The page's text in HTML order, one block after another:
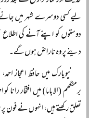
لیے کسی دوسرے شہر میں
دوستوں کو اپنے آنے کی
دینے پر وہ ناراض ہوں گے۔
نیویارک میں حافظ اعجاز
برمنگھم (الاباما) میں افتخار
تعلق رکھتے ہیں، انہوں نے فون